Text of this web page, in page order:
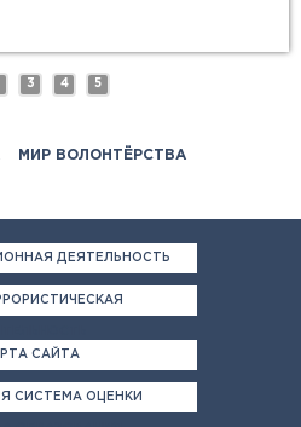
3 4 5
МИР ВОЛОНТЁРСТВА
ДЕЯТЕЛЬНОСТЬ
САЙТА
СИСТЕМА ОЦЕНКИ